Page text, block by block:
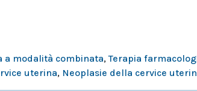
a modalità combinata,Terapia
uterina, Neoplasie della cervice